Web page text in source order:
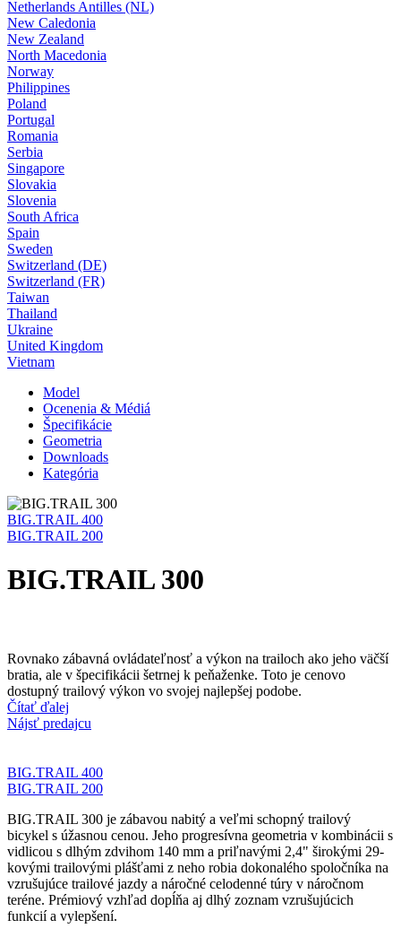
Netherlands Antilles (NL)
New Caledonia
New Zealand
North Macedonia
Norway
Philippines
Poland
Portugal
Romania
Serbia
Singapore
Slovakia
Slovenia
South Africa
Spain
Sweden
Switzerland (DE)
Switzerland (FR)
Taiwan
Thailand
Ukraine
United Kingdom
Vietnam
Model
Ocenenia & Médiá
Špecifikácie
Geometria
Downloads
Kategória
BIG.TRAIL 400
BIG.TRAIL 200
BIG.TRAIL 300
Rovnako zábavná ovládateľnosť a výkon na trailoch ako jeho väčší
bratia, ale v špecifikácii šetrnej k peňaženke. Toto je cenovo
dostupný trailový výkon vo svojej najlepšej podobe.
Čítať ďalej
Nájsť predajcu
BIG.TRAIL 400
BIG.TRAIL 200
BIG.TRAIL 300 je zábavou nabitý a veľmi schopný trailový
bicykel s úžasnou cenou. Jeho progresívna geometria v kombinácii s
vidlicou s dlhým zdvihom 140 mm a priľnavými 2,4" širokými 29-
kovými trailovými plášťami z neho robia dokonalého spoločníka na
vzrušujúce trailové jazdy a náročné celodenné túry v náročnom
teréne. Prémiový vzhľad dopĺňa aj dlhý zoznam vzrušujúcich
funkcií a vylepšení.